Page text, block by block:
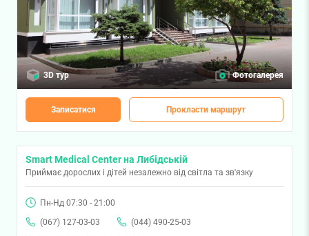
3D тур Фотогалерея
Записатися Прокласти маршрут
Smart Medical Center на Либідській
Приймає дорослих і дітей незалежно від світла та зв'язку
Пн-Нд 07:30 - 21:00
(067) 127-03-03
(044) 490-25-03